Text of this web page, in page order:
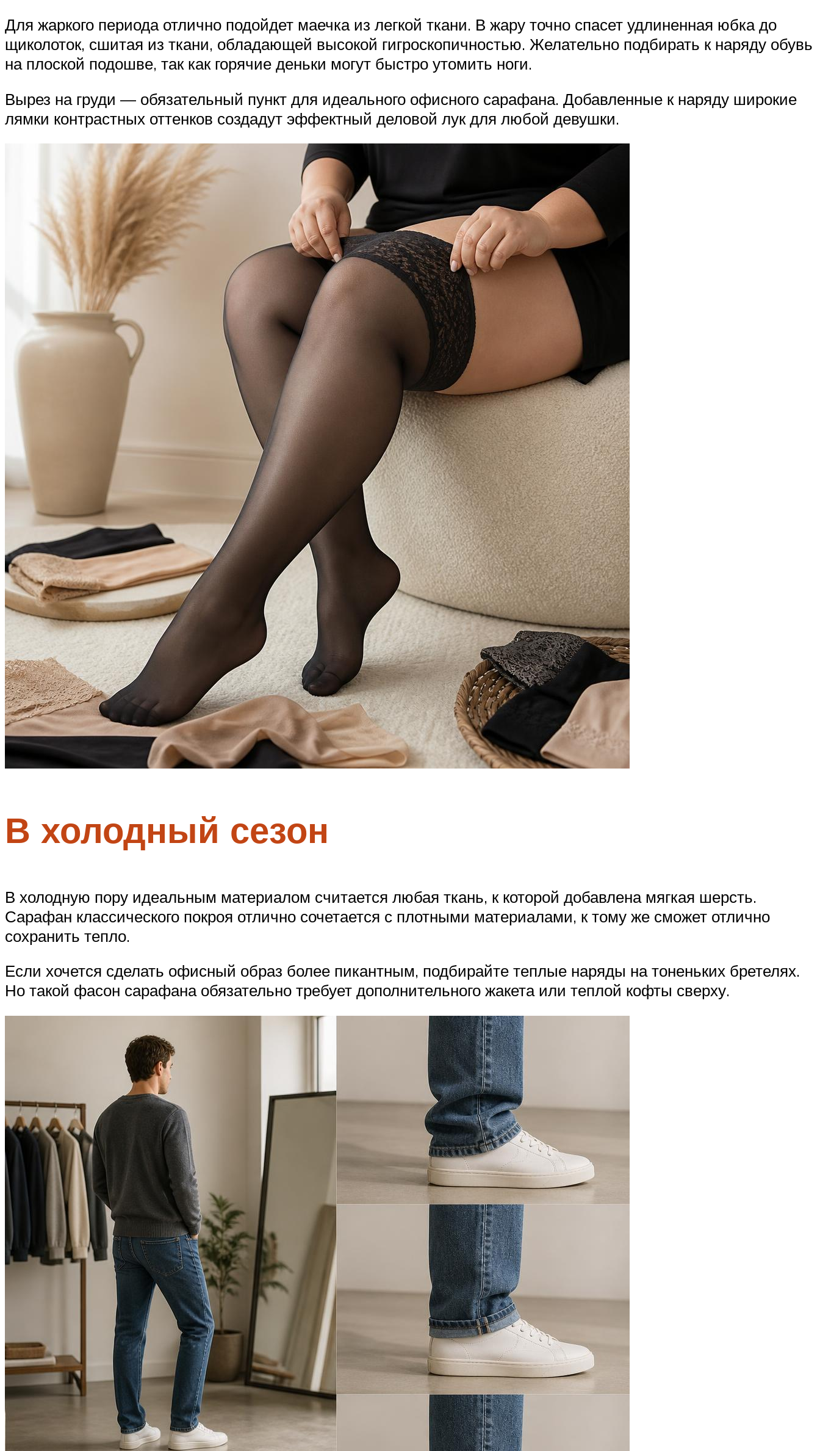
Для жаркого периода отлично подойдет маечка из легкой ткани. В жару точно спасет удлиненная юбка до
щиколоток, сшитая из ткани, обладающей высокой гигроскопичностью. Желательно подбирать к наряду обувь
на плоской подошве, так как горячие деньки могут быстро утомить ноги.
Вырез на груди — обязательный пункт для идеального офисного сарафана. Добавленные к наряду широкие
лямки контрастных оттенков создадут эффектный деловой лук для любой девушки.
В холодный сезон
В холодную пору идеальным материалом считается любая ткань, к которой добавлена мягкая шерсть.
Сарафан классического покроя отлично сочетается с плотными материалами, к тому же сможет отлично
сохранить тепло.
Если хочется сделать офисный образ более пикантным, подбирайте теплые наряды на тоненьких бретелях.
Но такой фасон сарафана обязательно требует дополнительного жакета или теплой кофты сверху.